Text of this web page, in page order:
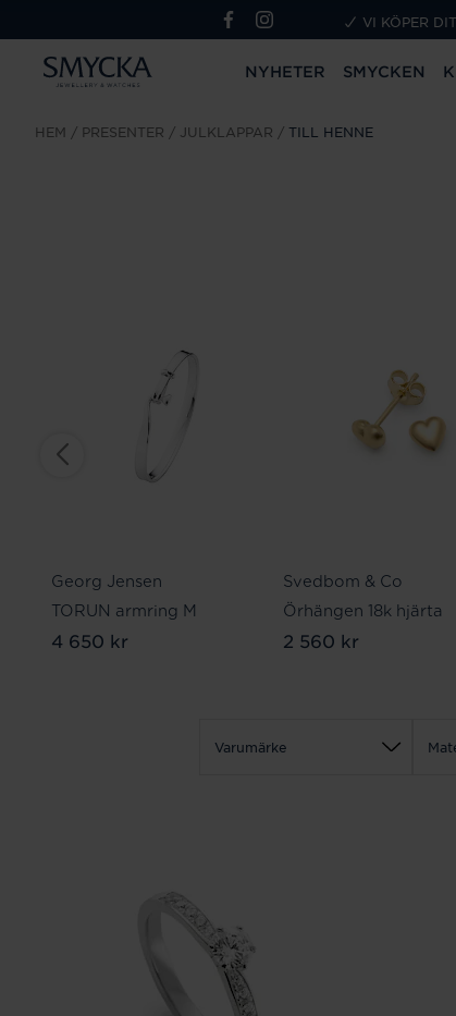
VI KÖPER
NYHETER SMYCKEN
HEM PRESENTER JULKLAPPAR TILL HENNE
Georg Jensen
TORUN armring M
4 650 kr
Svedbom & Co
Örhängen 18k hjärta
2 560 kr
Varumärke